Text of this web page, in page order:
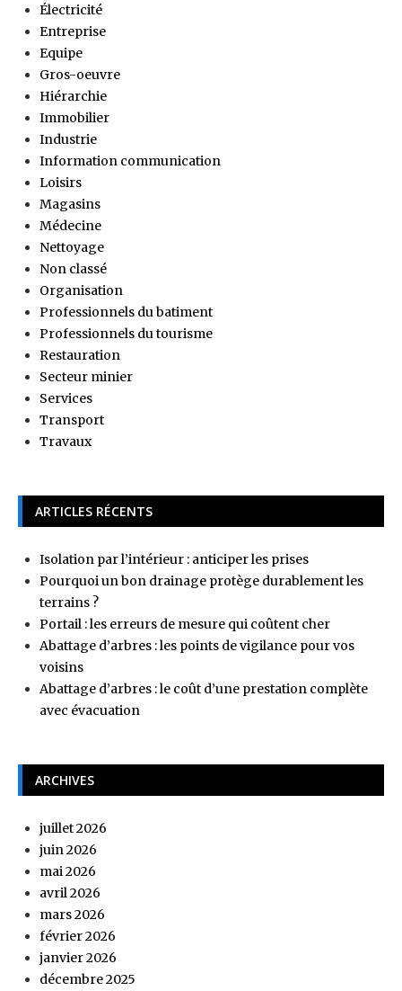
Électricité
Entreprise
Equipe
Gros-oeuvre
Hiérarchie
Immobilier
Industrie
Information communication
Loisirs
Magasins
Médecine
Nettoyage
Non classé
Organisation
Professionnels du batiment
Professionnels du tourisme
Restauration
Secteur minier
Services
Transport
Travaux
ARTICLES RÉCENTS
Isolation par l’intérieur : anticiper les prises
Pourquoi un bon drainage protège durablement les
terrains ?
Portail : les erreurs de mesure qui coûtent cher
Abattage d’arbres : les points de vigilance pour vos
voisins
Abattage d’arbres : le coût d’une prestation complète
avec évacuation
ARCHIVES
juillet 2026
juin 2026
mai 2026
avril 2026
mars 2026
février 2026
janvier 2026
décembre 2025